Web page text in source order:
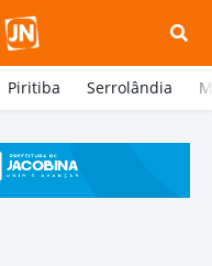
Piritiba Serrolândia